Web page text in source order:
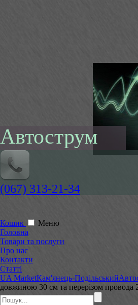
Автострум
(067) 313-21-34
Кошик
Меню
Головна
Товари та послуги
Про нас
Контакти
Статті
UA MarketКам'янець-Подільський
довжиною 30 см та перерізом